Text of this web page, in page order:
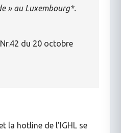
» au Luxembourg*.
du 20 octobre
la hotline de l’IGHL se